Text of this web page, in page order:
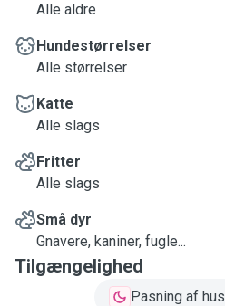
Alle aldre
Hundestørrelser
Alle størrelser
Katte
Alle slags
Fritter
Alle slags
Små dyr
Gnavere, kaniner, fugle...
Tilgængelighed
Pasning af hus